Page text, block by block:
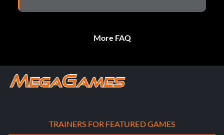
More FAQ
TRAINERS FOR FEATURED GAMES